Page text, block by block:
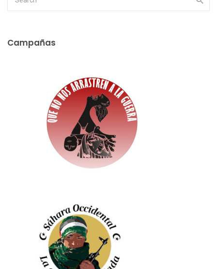
Campañas